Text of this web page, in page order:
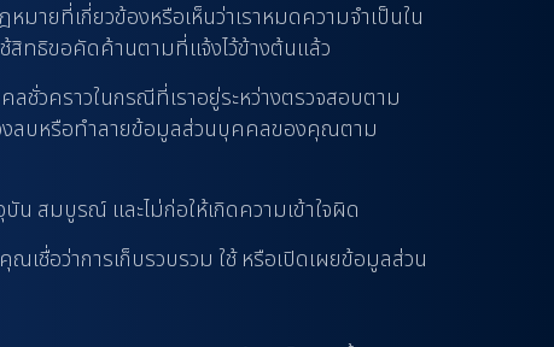
ายที่เกี่ยวข้องหรือเห็นว่าเราหมดความจำเป็นใน
สิทธิขอคัดค้านตามที่แจ้งไว้ข้างต้นแล้ว
ชั่วคราวในกรณีที่เราอยู่ระหว่างตรวจสอบตาม
ลบหรือทำลายข้อมูลส่วนบุคคลของคุณตาม
สมบูรณ์ และไม่ก่อให้เกิดความเข้าใจผิด
ชื่อว่าการเก็บรวบรวม ใช้ หรือเปิดเผยข้อมูลส่วน